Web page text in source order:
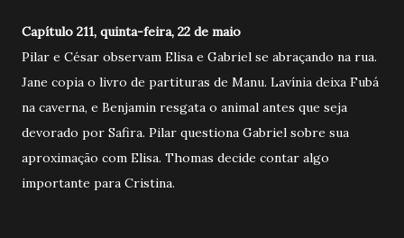
Capítulo 211, quinta-feira, 22 de maio
Pilar e César observam Elisa e Gabriel se abraçando na rua.
Jane copia o livro de partituras de Manu. Lavínia deixa Fubá
na caverna, e Benjamin resgata o animal antes que seja
devorado por Safira. Pilar questiona Gabriel sobre sua
aproximação com Elisa. Thomas decide contar algo
importante para Cristina.